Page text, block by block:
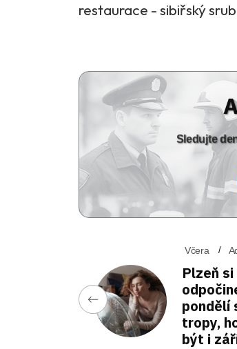
restaurace - sibiřský
Sledujte
Včera
Plzeň
pondělí
tropy,
být i